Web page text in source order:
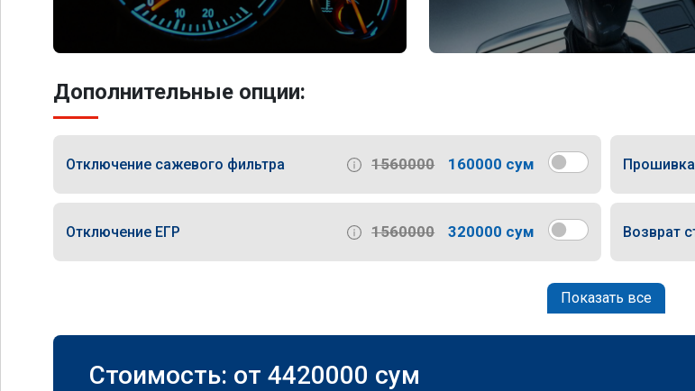
Дополнительные опции:
Отключение сажевого фильтра 1560000 160000 сум
Отключение ЕГР 1560000 320000 сум Возврат
Показать все
Стоимость: от 4420000 сум